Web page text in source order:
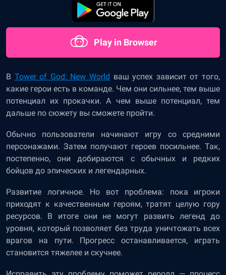
Play in Browser
В Tower of God: New World ваш успех зависит от того,
какие герои есть в команде. Чем они сильнее, тем выше
потенциал их прокачки. А чем выше потенциал, тем
дальше по сюжету вы сможете пройти.
Обычно пользователи начинают игру со средними
персонажами. Затем получают героев посильнее. Так,
постепенно, они добираются с обычных и редких
бойцов до эпических и легендарных.
Развитие логичное. Но вот проблема: пока игроки
приходят к качественным героям, тратят целую гору
ресурсов. В итоге они не могут развить легенд до
уровня, который позволяет без труда уничтожать всех
врагов на пути. Прогресс останавливается, играть
становится тяжелее и скучнее.